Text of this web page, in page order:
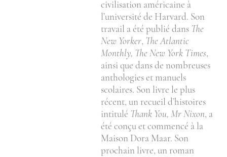
civilisation américaine à
l’université de Harvard. Son
travail a été publié dans The
New Yorker, The Atlantic
Monthly, The New York Times,
ainsi que dans de nombreuses
anthologies et manuels
scolaires. Son livre le plus
récent, un recueil d’histoires
intitulé Thank You, Mr Nixon, a
été conçu et commencé à la
Maison Dora Maar. Son
prochain livre, un roman